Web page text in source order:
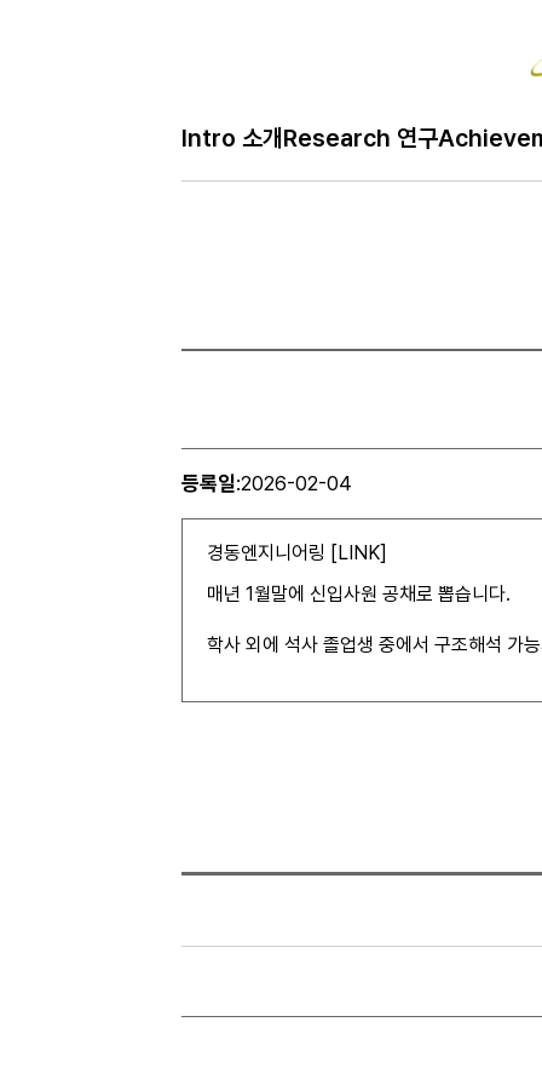
Intro 소개 Research 연구
등록일:2026-02-04
경동엔지니어링 [LINK]
매년 1월말에 신입사원 공채로 뽑습니다.
학사 외에 석사 졸업생 중에서 구조해석 가